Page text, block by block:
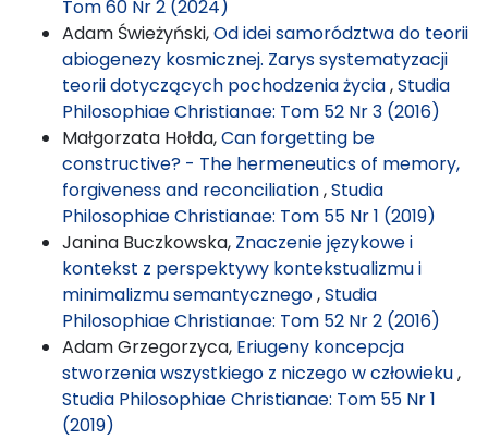
Tom 60 Nr 2 (2024)
Adam Świeżyński,Od idei samorództwa do teorii
abiogenezy kosmicznej. Zarys systematyzacji
teorii dotyczących pochodzenia życia,Studia
Philosophiae Christianae: Tom 52 Nr 3 (2016)
Małgorzata Hołda,Can forgetting be
constructive? - The hermeneutics of memory,
forgiveness and reconciliation,Studia
Philosophiae Christianae: Tom 55 Nr 1 (2019)
Janina Buczkowska, Znaczenie językowe i
kontekst z perspektywy kontekstualizmu i
minimalizmu semantycznego,Studia
Philosophiae Christianae: Tom 52 Nr 2 (2016)
Adam Grzegorzyca, Eriugeny koncepcja
stworzenia wszystkiego z niczego w człowieku,
Studia Philosophiae Christianae: Tom 55 Nr 1
(2019)